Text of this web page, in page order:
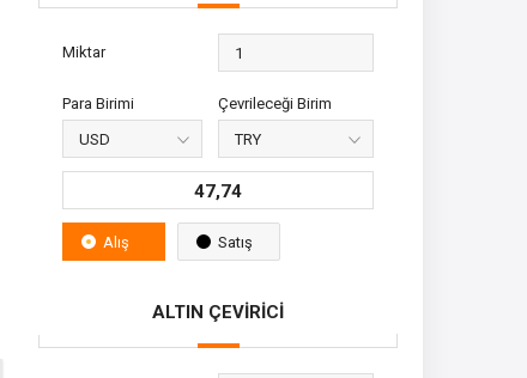
Miktar
Para Birimi Çevrileceği Birim
47,74
Alış Satış
ALTIN ÇEVİRİCİ